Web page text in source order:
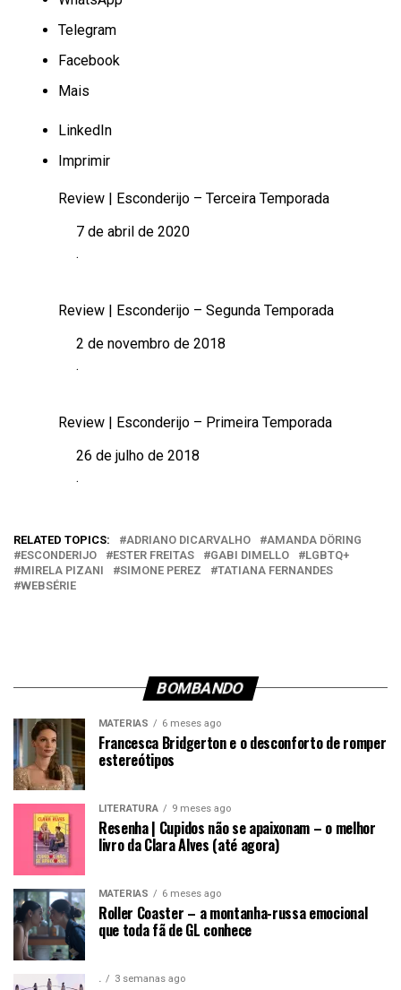
Telegram
Facebook
Mais
LinkedIn
Imprimir
Review | Esconderijo – Terceira Temporada
Data7 de abril de 2020
Em relação a
.
Review | Esconderijo – Segunda Temporada
Data
2 de novembro de 2018
Em relação a
.
Review | Esconderijo – Primeira Temporada
Data
26 de julho de 2018
Em relação a
.
RELATED TOPICS: ADRIANO DICARVALHO
AMANDA DÖRING
ESCONDERIJO
ESTER FREITAS GABI DIMELLO
LGBTQ+
MIRELA PIZANI
SIMONE PEREZ
TATIANA FERNANDES
WEBSÉRIE
BOMBANDO
MATÉRIAS 6 meses ago
Francesca Bridgerton e o desconforto de romper
estereótipos
LITERATURA 9 meses ago
Resenha | Cupidos não se apaixonam – o melhor
livro da Clara Alves (até agora)
MATÉRIAS 6 meses ago
Roller Coaster – a montanha-russa emocional
que toda fã de GL conhece
. 3 semanas ago